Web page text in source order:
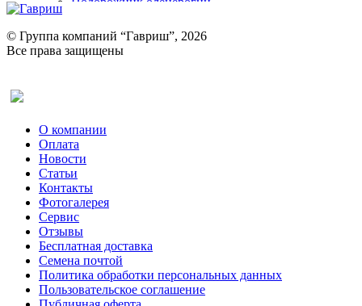
Ревень
Рукола
Рута
Тмин
Трава для чая
Туласи
Укроп
Фенхель пряный
Хризантема овощная
Цикорий пряный
Цикорий салатный (Витлуф)
Черемша
Шпинат
Щавель
Эндивий
© Группа компаний “Гавриш”, 2026
Все права защищены
О компании
Оплата
Новости
Статьи
Контакты
Фотогалерея​
Сервис
Отзывы
Бесплатная доставка
Семена почтой
Политика обработки персональных данных
Пользовательское соглашение